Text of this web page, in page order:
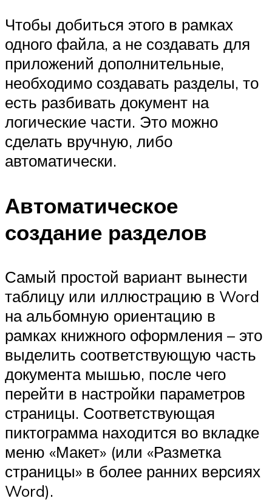
Чтобы добиться этого в рамках
одного файла, а не создавать для
приложений дополнительные,
необходимо создавать разделы, то
есть разбивать документ на
логические части. Это можно
сделать вручную, либо
автоматически.
Автоматическое
создание разделов
Самый простой вариант вынести
таблицу или иллюстрацию в Word
на альбомную ориентацию в
рамках книжного оформления ­– это
выделить соответствующую часть
документа мышью, после чего
перейти в настройки параметров
страницы. Соответствующая
пиктограмма находится во вкладке
меню «Макет» (или «Разметка
страницы» в более ранних версиях
Word).